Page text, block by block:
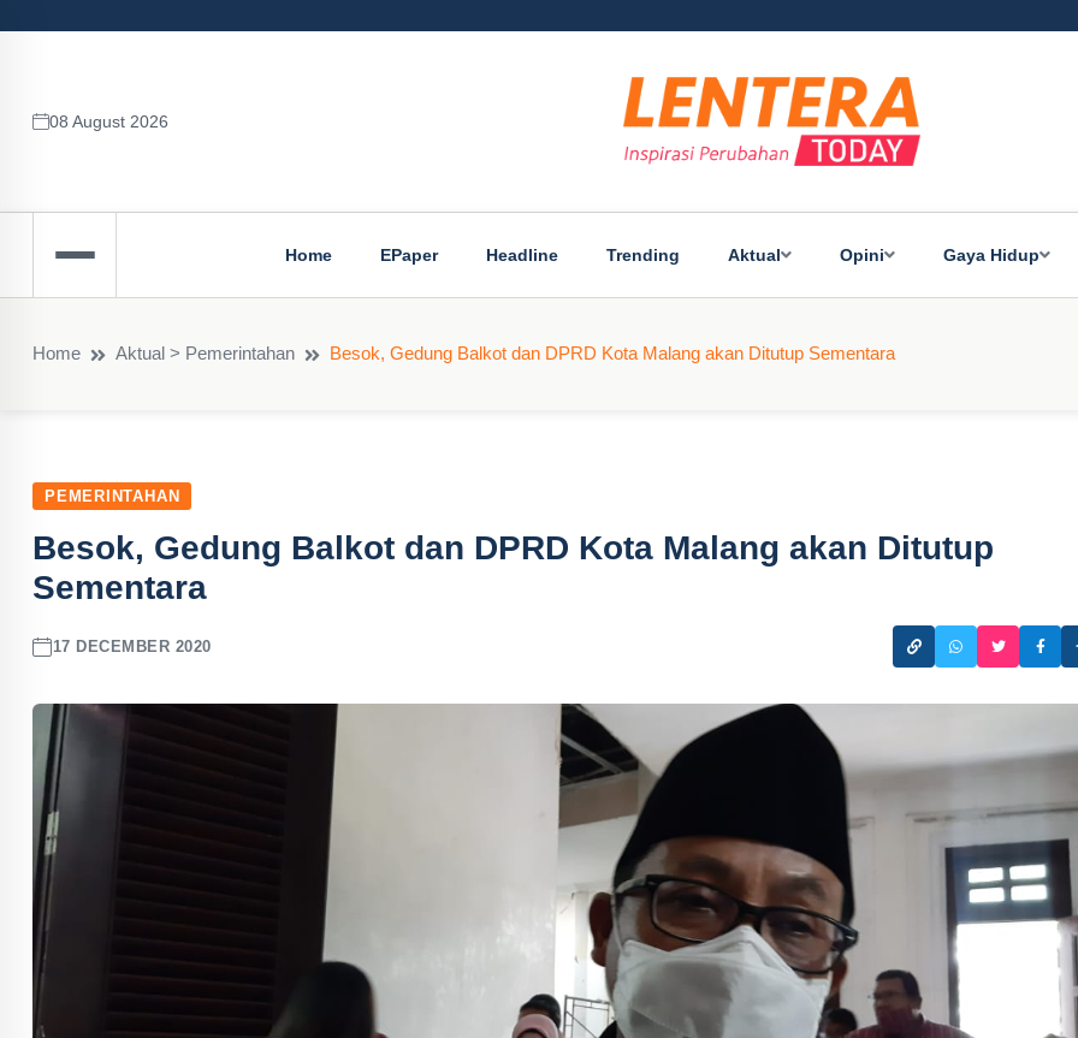
08 August 2026
Home EPaper Headline Trending Aktual Opini Gaya Hidup
Home Aktual > Pemerintahan Besok, Gedung Balkot dan DPRD Kota Malang akan Ditutup Sementara
PEMERINTAHAN
Besok, Gedung Balkot dan DPRD Kota Malang akan Ditutup
Sementara
17 DECEMBER 2020